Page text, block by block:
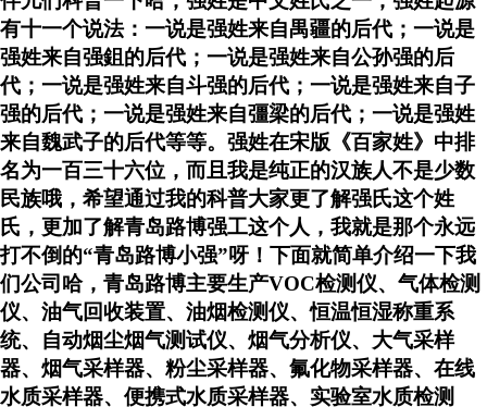
有十一个说法：一说是强姓来自禺疆的后代；一说是
强姓来自强鉏的后代；一说是强姓来自公孙强的后
代；一说是强姓来自斗强的后代；一说是强姓来自子
强的后代；一说是强姓来自彊梁的后代；一说是强姓
来自魏武子的后代等等。强姓在宋版《百家姓》中排
名为一百三十六位，而且我是纯正的汉族人不是少数
民族哦，希望通过我的科普大家更了解强氏这个姓
氏，更加了解青岛路博强工这个人，我就是那个永远
打不倒的“青岛路博小强”呀！下面就简单介绍一下我
们公司哈，青岛路博主要生产VOC检测仪、气体检测
仪、油气回收装置、油烟检测仪、恒温恒湿称重系
统、自动烟尘烟气测试仪、烟气分析仪、大气采样
器、烟气采样器、粉尘采样器、氟化物采样器、在线
水质采样器、便携式水质采样器、实验室水质检测